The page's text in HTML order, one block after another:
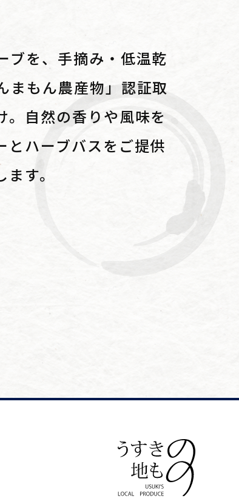
ブを、手摘み・低温乾
まもん農産物」認証取
。自然の香りや風味を
とハーブバスをご提供
す。